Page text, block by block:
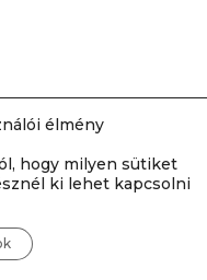
élmény
hogy milyen sütiket
ki lehet kapcsolni